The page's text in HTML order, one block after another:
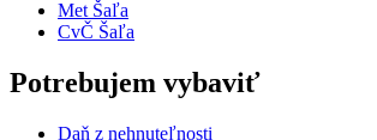
Met Šaľa
CvČ Šaľa
Potrebujem vybaviť
Daň z nehnuteľnosti